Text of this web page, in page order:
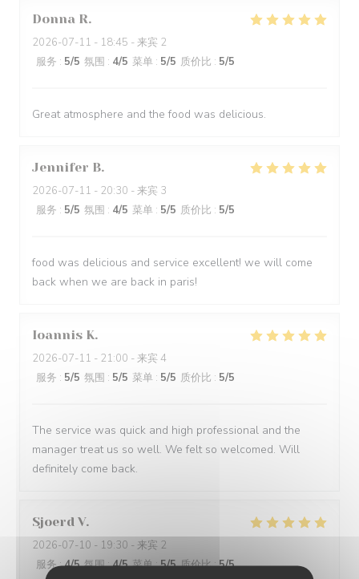
Donna R
2026-07-11 - 18:45 - 来宾 2
服务 : 5/5 氛围 : 4/5 菜单 : 5/5 质价比 : 5/5
Great atmosphere and the food was delicious.
Jennifer B
2026-07-11 - 20:30 - 来宾 3
服务 : 5/5 氛围 : 4/5 菜单 : 5/5 质价比 : 5/5
food was delicious and service excellent! we will come
back when we are back in paris!
Ioannis K
2026-07-11 - 21:00 - 来宾 4
服务 : 5/5 氛围 : 5/5 菜单 : 5/5 质价比 : 5/5
The service was quick and high professional and the
manager treat us so well. We felt so welcomed. Will
definitely come back.
Sjoerd V
2026-07-10 - 19:30 - 来宾 2
服务:4/5 氛围:4/5 菜单:5/5 质价比:5/5